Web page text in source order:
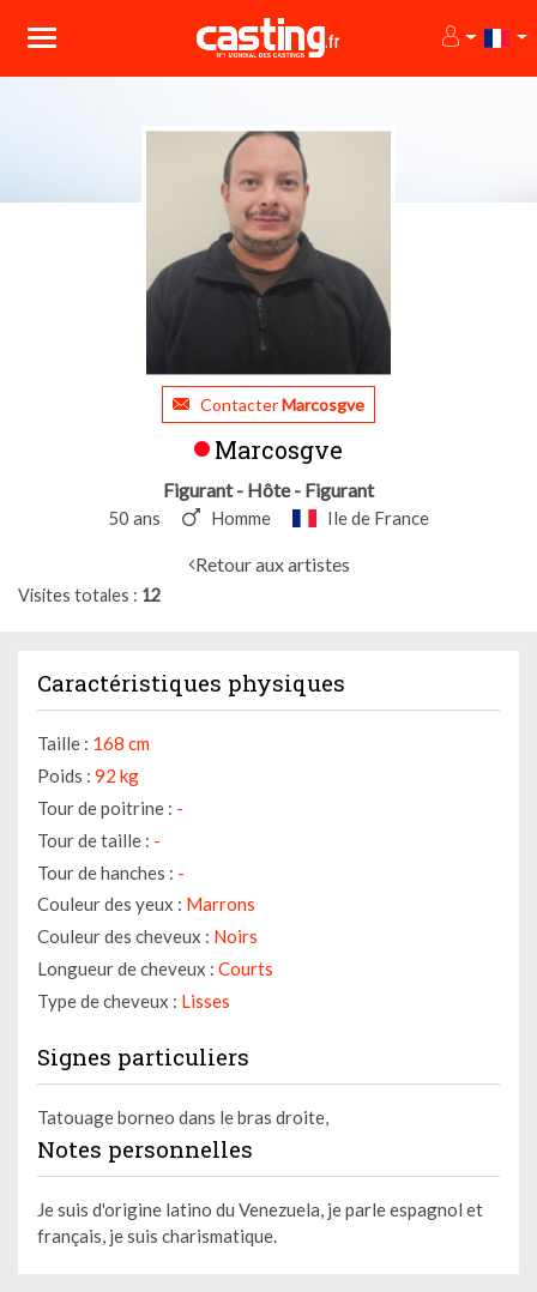
ContacterMarcosgve
Marcosgve
Figurant - Hôte - Figurant
50 ans Homme Ile de France
Retour aux artistes
Visites totales 12
Caractéristiques physiques
Taille : 168 cm
Poids : 92 kg
Tour de poitrine : -
Tour de taille : -
Tour de hanches : -
Couleur des yeux : Marrons
Couleur des cheveux : Noirs
Longueur de cheveux : Courts
Type de cheveux : Lisses
Signes particuliers
Tatouage borneo dans le bras droite,
Notes personnelles
Je suis d'origine latino du Venezuela, je parle espagnol et
français, je suis charismatique.